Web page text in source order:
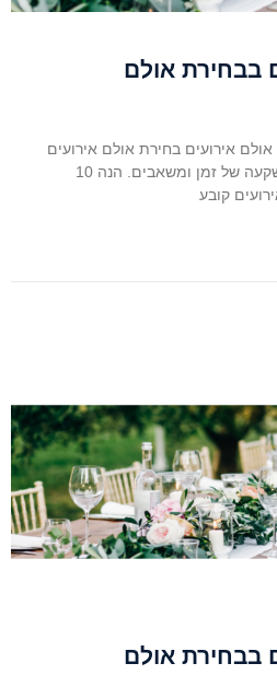
בבחירת אולם
אולם אירועים בחירת אולם אירועים
היא תהליך ארוך שדורש השקעה של זמן ומשאבים. הנה 10
קובע
בבחירת אולם